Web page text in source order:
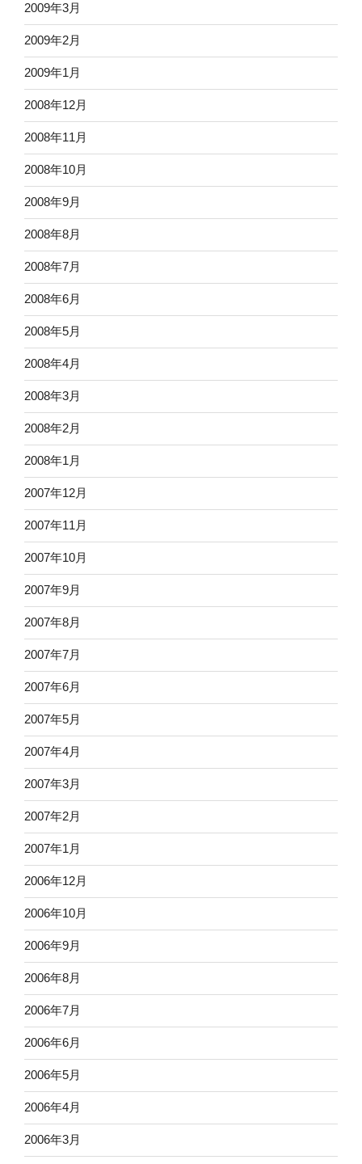
2009年3月
2009年2月
2009年1月
2008年12月
2008年11月
2008年10月
2008年9月
2008年8月
2008年7月
2008年6月
2008年5月
2008年4月
2008年3月
2008年2月
2008年1月
2007年12月
2007年11月
2007年10月
2007年9月
2007年8月
2007年7月
2007年6月
2007年5月
2007年4月
2007年3月
2007年2月
2007年1月
2006年12月
2006年10月
2006年9月
2006年8月
2006年7月
2006年6月
2006年5月
2006年4月
2006年3月